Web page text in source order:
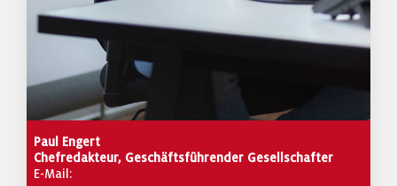
Paul Engert
Chefredakteur, Geschäftsführender Gesellschafter
E-Mail: